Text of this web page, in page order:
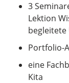
3
Lektion
begleitete
Portfolio-
eine
Kita